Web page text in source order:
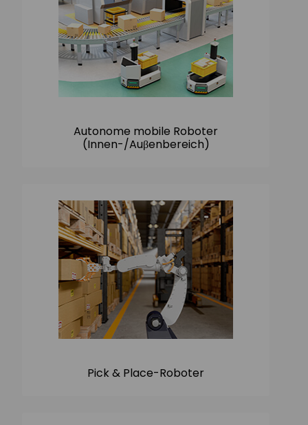
Autonome mobile Roboter
(Innen-/Auβenbereich)
Pick & Place-Roboter